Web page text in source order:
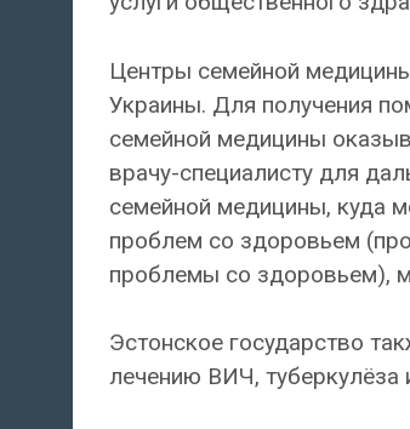
Центры семейной
Украины. Для получения
семейной медицины
врачу-специалисту для
семейной медицины, куда
проблем со здоровьем
проблемы со здоровьем),
Эстонское государство
лечению ВИЧ, туберкулёза